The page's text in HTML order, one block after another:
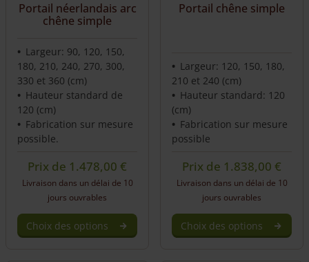
Portail néerlandais arc
chêne simple
Largeur: 90, 120, 150,
180, 210, 240, 270, 300,
330 et 360 (cm)
Hauteur standard de
120 (cm)
Fabrication sur mesure
possible.
Prix de 1.478,00 €
Livraison dans un délai de 10
jours ouvrables
Choix des options
Portail chêne simple
Largeur: 120, 150, 180,
210 et 240 (cm)
Hauteur standard: 120
(cm)
Fabrication sur mesure
possible
Prix de 1.838,00 €
Livraison dans un délai de 10
jours ouvrables
Choix des options